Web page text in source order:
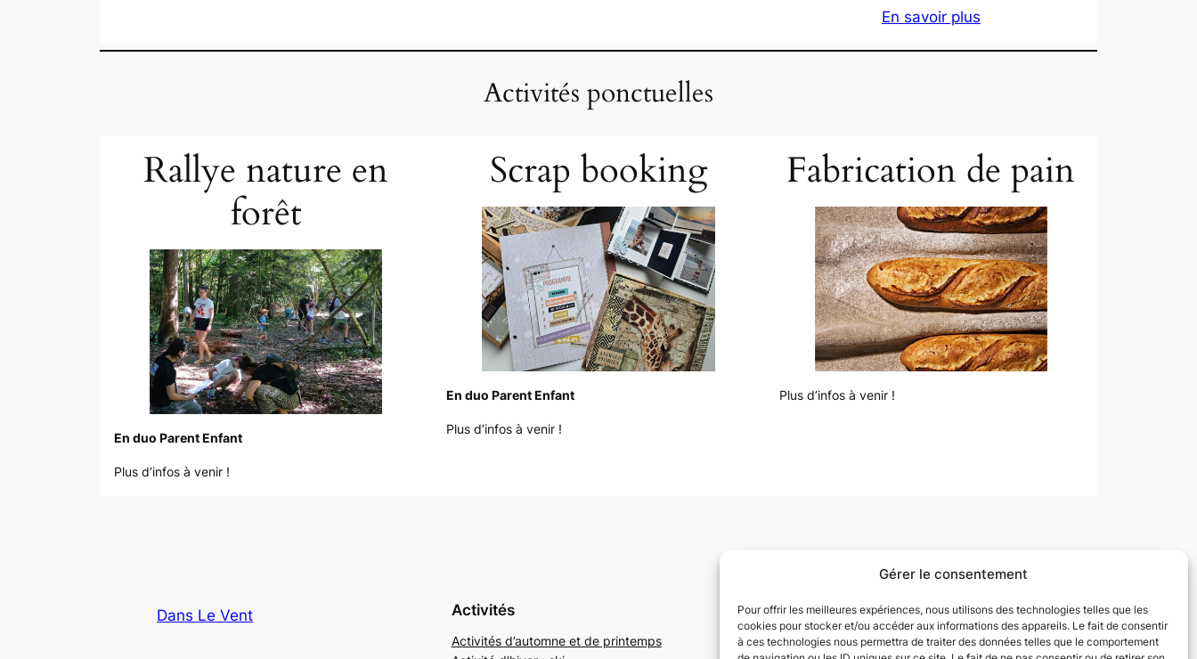
Gérer le consentement
Pour offrir les meilleures expériences, nous utilisons des technologies telles que les
cookies pour stocker et/ou accéder aux informations des appareils. Le fait de consentir
à ces technologies nous permettra de traiter des données telles que le comportement
En savoir plus
Activités ponctuelles
Rallye nature en
forêt
En duo Parent Enfant
Plus d’infos à venir !
Scrap booking
En duo Parent Enfant
Plus d’infos à venir !
Fabrication de pain
Plus d’infos à venir !
Dans Le Vent Activités
Activités d’automne et de printemps
Réseaux sociaux
Facebook